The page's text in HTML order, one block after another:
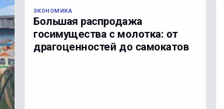
ЭКОНОМИКА
Большая распродажа
госимущества с молотка: от
драгоценностей до самокатов